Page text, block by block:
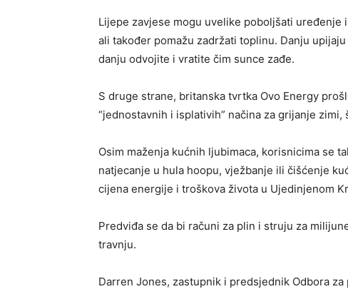
Lijepe zavjese mogu uvelike poboljšati
ali također pomažu zadržati toplinu. Danju
danju odvojite i vratite čim sunce zađe.
S druge strane, britanska tvrtka Ovo Energy
“jednostavnih i isplativih” načina za grijanje
Osim maženja kućnih ljubimaca, korisnicima se
natjecanje u hula hoopu, vježbanje ili čišćenje
cijena energije i troškova života u Ujedinjenom
Predviđa se da bi računi za plin i struju za
travnju.
Darren Jones, zastupnik i predsjednik Odbora